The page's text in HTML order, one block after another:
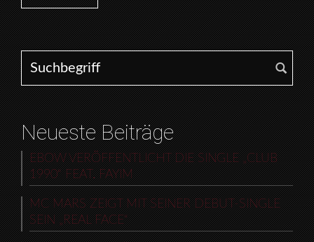
Search for:
Neueste Beiträge
EBOW VERÖFFENTLICHT DIE SINGLE „CLUB
1990“ FEAT. FAYIM
MC MARS ZEIGT MIT SEINER DEBUT-SINGLE
SEIN „REAL FACE“